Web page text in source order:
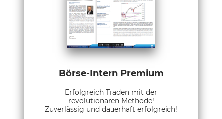
Börse-Intern Premium
Erfolgreich Traden mit der
revolutionären Methode!
Zuverlässig und dauerhaft erfolgreich!